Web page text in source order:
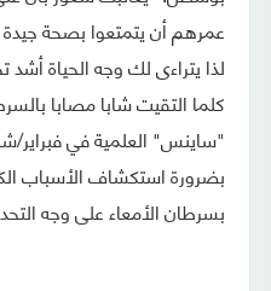
عمرهم أن يتمتعوا بصحة جيدة
لذا يتراءى لك وجه الحياة أشد
كلما التقيت شابا مصابا
"ساينس" العلمية في
بضرورة استكشاف الأسباب
بسرطان الأمعاء على وجه